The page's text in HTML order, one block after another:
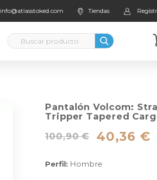
info@atlasstoked.com Tiendas
Pantalón Volcom:
Tripper Tapered
100,90 €
40,36 €
Perfil: Hombre